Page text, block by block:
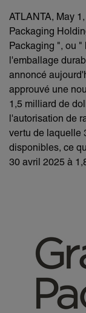
ATLANTA, May
Packaging
Packaging ", ou
l'emballage
annoncé
approuvé une
1,5 milliard de
l'autorisation de
vertu de laquelle
disponibles, ce
30 avril 2025 à